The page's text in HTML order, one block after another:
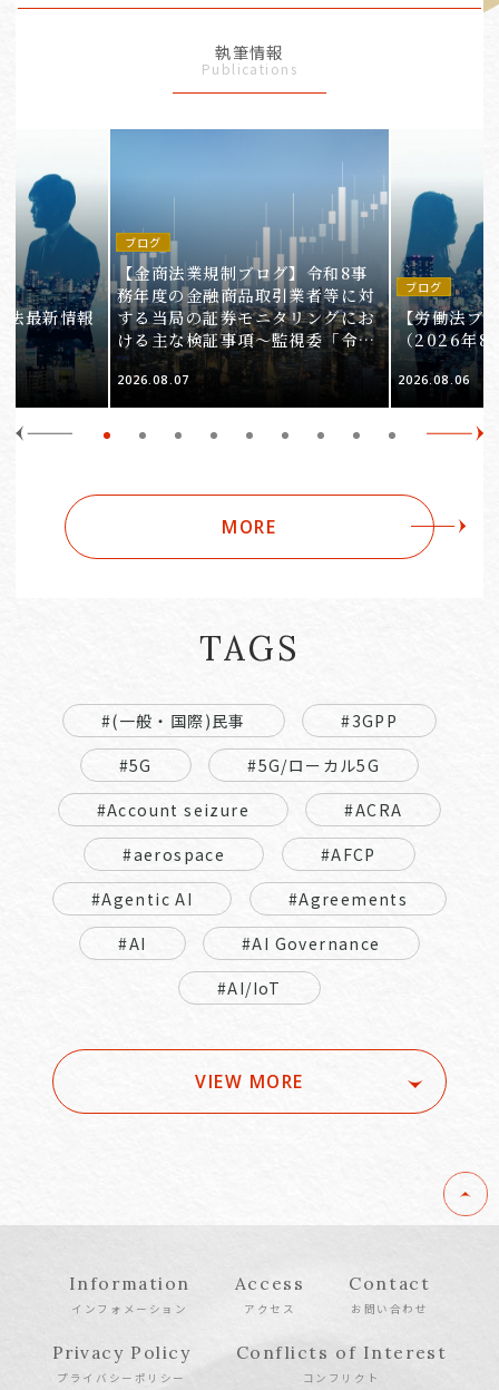
執筆情報
Publications
法最新情報
ブログ
【金商法業規制ブログ】令和8事
務年度の金融商品取引業者等に対
する当局の証券モニタリングにお
ける主な検証事項～監視委「令和
8事務年度 証券モニタリング基本
方針」の解説～（第1回）
2026.08.07
ブログ
【労働法ブ
（2026年8
2026.08.06
MORE
TAGS
#(一般・国際)民事
#3GPP
#5G
#5G/ローカル5G
#Account seizure
#ACRA
#aerospace
#AFCP
#Agentic AI
#Agreements
#AI
#AI Governance
#AI/IoT
VIEW MORE
Information
インフォメーション
Access
アクセス
Contact
お問い合わせ
Privacy Policy
プライバシーポリシー
Conflicts of Interest
コンフリクト